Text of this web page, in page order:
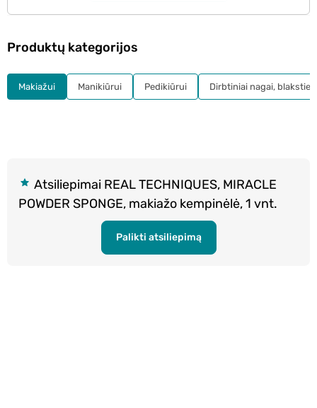
Atsiliepimai REAL TECHNIQUES, MIRACLE
POWDER SPONGE, makiažo kempinėlė, 1 vnt.
Palikti atsiliepimą
Produktų kategorijos
Makiažui Manikiūrui Pedikiūrui Dirbtiniai nagai,